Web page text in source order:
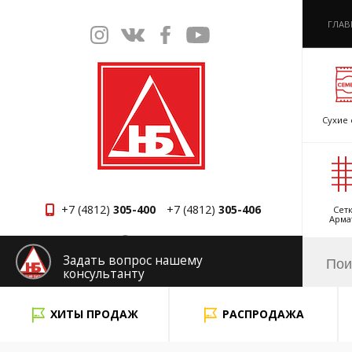
+7 (4812) 305-400 +7 (4812) 305-406
Смоленск
Сухие
Задать вопрос нашему
консультанту
ХИТЫ ПРОДАЖ
РАСПРОДАЖА